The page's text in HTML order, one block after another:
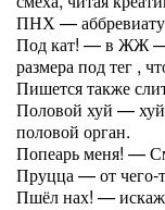
ПНХ —
Под кат! — в ЖЖ —
размера под тег ,
Пишется также
Половой хуй —
половой орган.
Попеарь меня! —
Пруцца — от чего-
Пшёл нах! —